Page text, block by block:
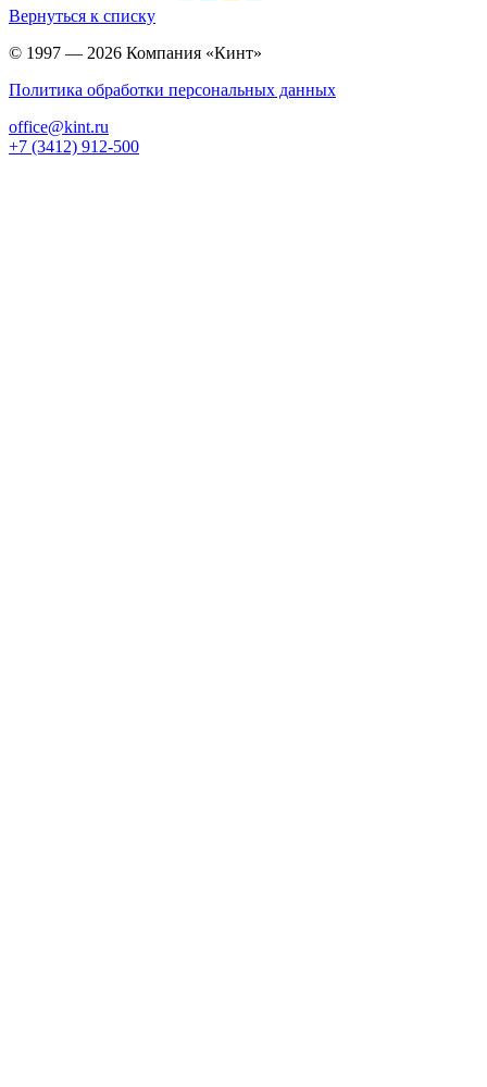
Вернуться к списку
© 1997 — 2026 Компания «Кинт»
Политика обработки персональных данных
office@kint.ru
+7 (3412) 912-500